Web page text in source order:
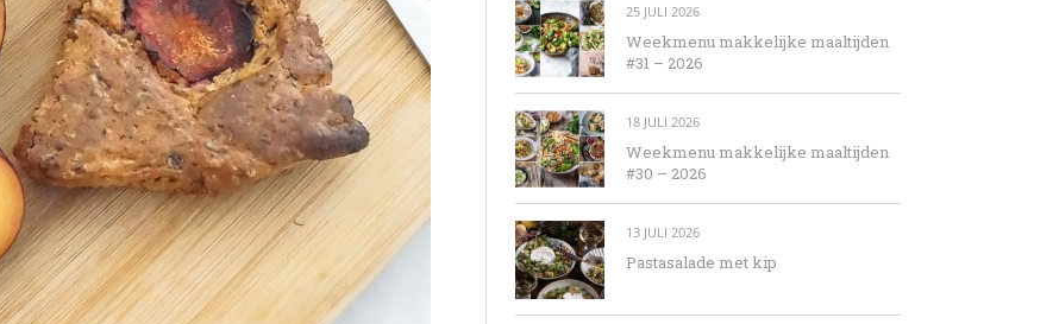
25 JULI 2026
Weekmenu makkelijke maaltijden
#31 – 2026
18 JULI 2026
Weekmenu makkelijke maaltijden
#30 – 2026
13 JULI 2026
Pastasalade met kip